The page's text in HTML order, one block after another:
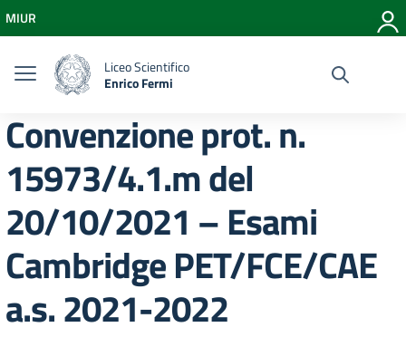
Vai al menu di navigazione
Vai al footer
MIUR
Liceo Scientifico
Enrico Fermi
Convenzione prot. n.
15973/4.1.m del
20/10/2021 – Esami
Cambridge PET/FCE/CAE
a.s. 2021-2022